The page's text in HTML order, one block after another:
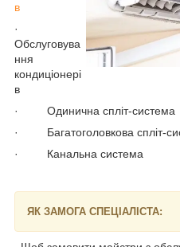
в
·
Обслуговува
ння
кондиціонері
в
· Одинична спліт-система
· Багатоголовкова спліт-
· Канальна система
ЯК ЗАМОГА СПЕЦІАЛІСТА: